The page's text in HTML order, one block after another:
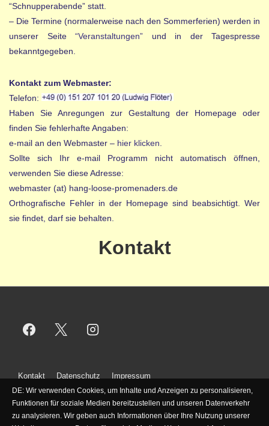
“Schnupperabende” statt.
– Die Termine (normalerweise nach den Sommerferien) werden in
unserer Seite “Veranstaltungen” und in der Tagespresse
bekanntgegeben.
Kontakt zum Webmaster:
Telefon:
Haben Sie Anregungen zur Gestaltung der Homepage oder
finden Sie fehlerhafte Angaben:
e-mail an den Webmaster – hier klicken
Sollte sich Ihr e-mail Programm nicht automatisch öffnen,
verwenden Sie diese Adresse:
webmaster (at) hang-loose-promenaders.de
Orthografische Fehler in der Homepage sind beabsichtigt. Wer
sie findet, darf sie behalten.
Kontakt
Footer-
Menü
Kontakt Datenschutz Impressum
DE: Wir verwenden Cookies, um Inhalte und Anzeigen zu personalisieren,
Funktionen für soziale Medien bereitzustellen und unseren Datenverkehr
zu analysieren. Wir geben auch Informationen über Ihre Nutzung unserer